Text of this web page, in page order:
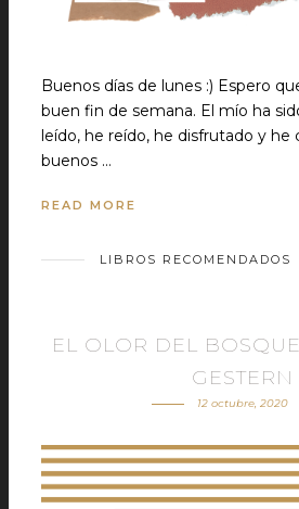
Buenos días de lunes :) Espero
buen fin de semana. El mío ha
leído, he reído, he disfrutado y
buenos …
READ MORE
LIBROS RECOMENDADOS
EL OLOR DEL
GESTERN
12 octubre, 2020